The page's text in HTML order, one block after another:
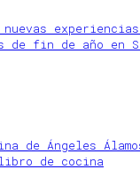
nuevas
de fin de año en
de Ángeles
de cocina